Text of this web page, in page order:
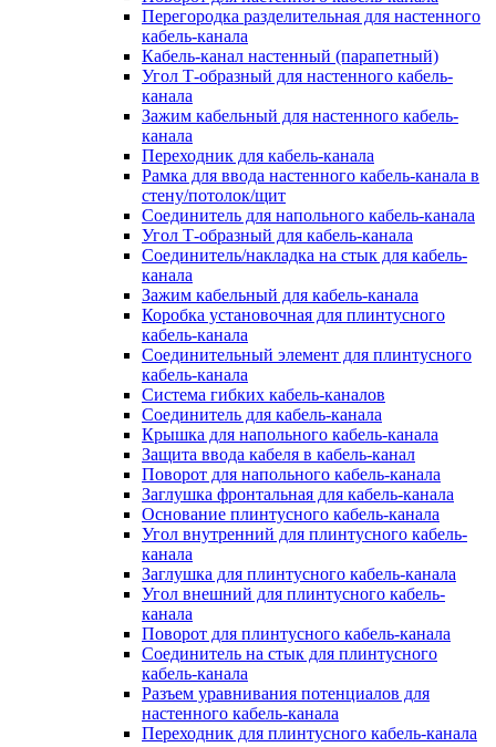
Перегородка разделительная для настенного
кабель-канала
Кабель-канал настенный (парапетный)
Угол Т-образный для настенного кабель-
канала
Зажим кабельный для настенного кабель-
канала
Переходник для кабель-канала
Рамка для ввода настенного кабель-канала в
стену/потолок/щит
Соединитель для напольного кабель-канала
Угол Т-образный для кабель-канала
Соединитель/накладка на стык для кабель-
канала
Зажим кабельный для кабель-канала
Коробка установочная для плинтусного
кабель-канала
Соединительный элемент для плинтусного
кабель-канала
Система гибких кабель-каналов
Соединитель для кабель-канала
Крышка для напольного кабель-канала
Защита ввода кабеля в кабель-канал
Поворот для напольного кабель-канала
Заглушка фронтальная для кабель-канала
Основание плинтусного кабель-канала
Угол внутренний для плинтусного кабель-
канала
Заглушка для плинтусного кабель-канала
Угол внешний для плинтусного кабель-
канала
Поворот для плинтусного кабель-канала
Соединитель на стык для плинтусного
кабель-канала
Разъем уравнивания потенциалов для
настенного кабель-канала
Переходник для плинтусного кабель-канала